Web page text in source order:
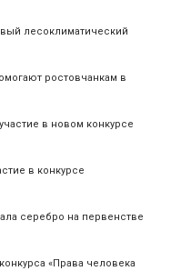
лесоклиматический
ростовчанкам в
в новом конкурсе
в конкурсе
серебро на первенстве
«Права человека